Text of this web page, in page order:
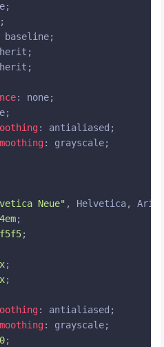
;
baseline;
: none;
: antialiased;
: grayscale;
Neue" , Helvetica,
;
;
;
;
: antialiased;
: grayscale;
;